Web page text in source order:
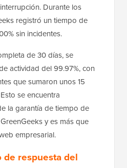
Durante los
registró un tiempo de
sin incidentes.
de 30 días, se
actividad del 99.97%, con
que sumaron unos 15
se encuentra
la garantía de tiempo de
y es más que
empresarial.
respuesta del